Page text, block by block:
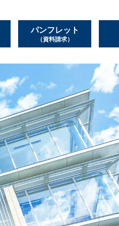
パンフレット
（資料請求）